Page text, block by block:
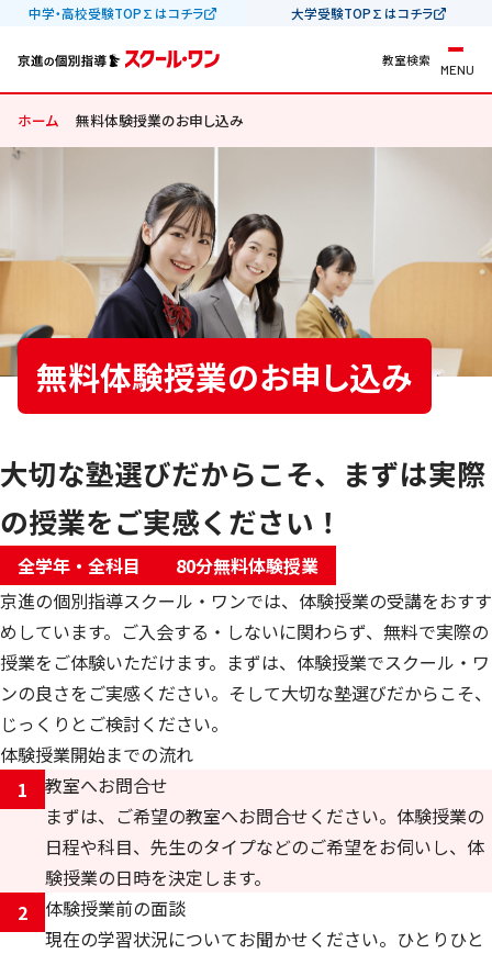
中学・高校受験TOP∑はコチラ 大学受験TOP∑はコチラ
教室検索
MENU
ホーム 無料体験授業のお申し込み
無料体験授業のお申し込み
大切な塾選びだからこそ、まずは実際
の授業をご実感ください！
全学年・全科目
80分無料体験授業
京進の個別指導スクール・ワンでは、体験授業の受講をおすす
めしています。ご入会する・しないに関わらず、無料で実際の
授業をご体験いただけます。まずは、体験授業でスクール・ワ
ンの良さをご実感ください。そして大切な塾選びだからこそ、
じっくりとご検討ください。
体験授業開始までの流れ
1
教室へお問合せ
まずは、ご希望の教室へお問合せください。体験授業の
日程や科目、先生のタイプなどのご希望をお伺いし、体
験授業の日時を決定します。
2
体験授業前の面談
現在の学習状況についてお聞かせください。ひとりひと